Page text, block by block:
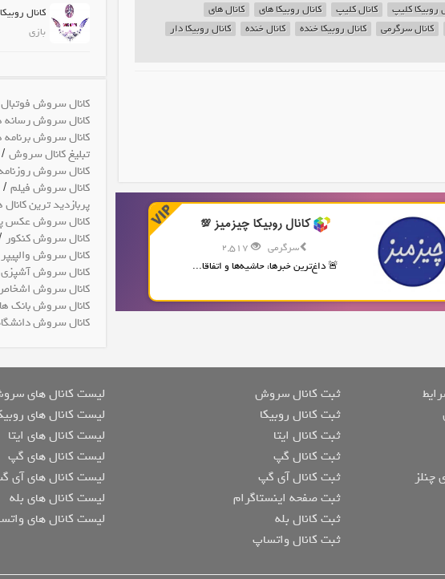
روبیکا کلیپ کانال کلیپ کانال روبیکا های
کانال های
کانال سرگرمی کانال روبیکا خنده کانال خنده
کانال روبیکا دار
کانال روبیکا چیزمیز 💯
سرگرمی
2,517
🚨 داغ‌ترین خبرها، حاشیه‌ها و اتفاقا...
کانال روبیکا Cafe game
بازی
کانال سروش فوتبال
کانال سروش رسانه
کانال سروش برنامه
تبلیغ کانال سروش/
کانال سروش
کانال سروش فیلم/
پربازدید ترین
کانال سروش عکس
کانال سروش کنکور
کانال سروش والپیپر
کانال سروش آشپزی
کانال سروش
کانال سروش بانک ها
کانال سروش
چنلز
ثبت کانال سروش
ثبت کانال روبیکا
ثبت کانال ایتا
ثبت کانال گپ
ثبت کانال آی گپ
ثبت صفحه اینستاگرام
ثبت کانال بله
ثبت کانال واتساپ
لیست کانال های
لیست کانال های
لیست کانال های ایتا
لیست کانال های گپ
لیست کانال های آی
لیست کانال های بله
لیست کانال های